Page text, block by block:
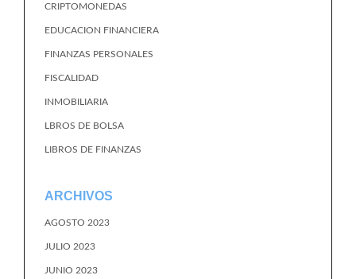
CRIPTOMONEDAS
EDUCACION FINANCIERA
FINANZAS PERSONALES
FISCALIDAD
INMOBILIARIA
LBROS DE BOLSA
LIBROS DE FINANZAS
ARCHIVOS
AGOSTO 2023
JULIO 2023
JUNIO 2023